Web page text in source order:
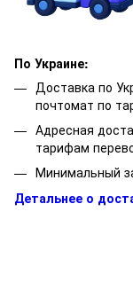
По Украине:
Доставка по
почтомат по
Адресная
тарифам
Минимальный
Детальнее о